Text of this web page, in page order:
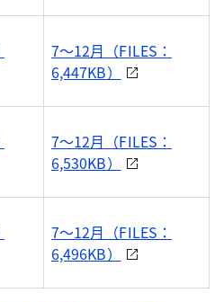
7～12月（FILES：
6,447KB）
7～12月（FILES：
6,530KB）
7～12月（FILES：
6,496KB）